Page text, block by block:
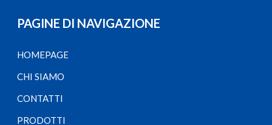
PAGINE DI NAVIGAZIONE
HOMEPAGE
CHI SIAMO
CONTATTI
PRODOTTI